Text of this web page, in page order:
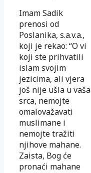
Imam Sadik
prenosi od
Poslanika, s.a.v.a.,
koji je rekao: “O vi
koji ste prihvatili
islam svojim
jezicima, ali vjera
još nije ušla u vaša
srca, nemojte
omalovažavati
muslimane i
nemojte tražiti
njihove mahane.
Zaista, Bog će
pronaći mahane